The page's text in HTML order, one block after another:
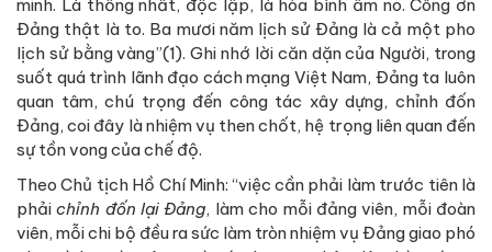
minh. Là thống nhất, độc lập, là hòa bình ấm no. Công ơn
Đảng thật là to. Ba mươi năm lịch sử Đảng là cả một pho
lịch sử bằng vàng”(1). Ghi nhớ lời căn dặn của Người, trong
suốt quá trình lãnh đạo cách mạng Việt Nam, Đảng ta luôn
quan tâm, chú trọng đến công tác xây dựng, chỉnh đốn
Đảng, coi đây là nhiệm vụ then chốt, hệ trọng liên quan đến
sự tồn vong của chế độ.
Theo Chủ tịch Hồ Chí Minh: “việc cần phải làm trước tiên là
phảichỉnh đốn lại Đảng, làm cho mỗi đảng viên, mỗi đoàn
viên, mỗi chi bộ đều ra sức làm tròn nhiệm vụ Đảng giao phó